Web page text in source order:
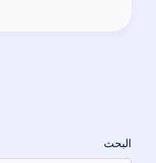
البحث